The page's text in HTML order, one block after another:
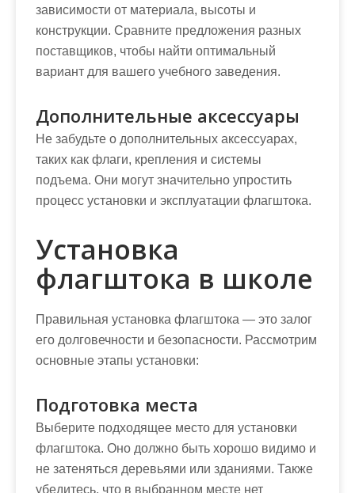
зависимости от материала, высоты и
конструкции. Сравните предложения разных
поставщиков, чтобы найти оптимальный
вариант для вашего учебного заведения.
Дополнительные аксессуары
Не забудьте о дополнительных аксессуарах,
таких как флаги, крепления и системы
подъема. Они могут значительно упростить
процесс установки и эксплуатации флагштока.
Установка
флагштока в школе
Правильная установка флагштока — это залог
его долговечности и безопасности. Рассмотрим
основные этапы установки:
Подготовка места
Выберите подходящее место для установки
флагштока. Оно должно быть хорошо видимо и
не затеняться деревьями или зданиями. Также
убедитесь, что в выбранном месте нет